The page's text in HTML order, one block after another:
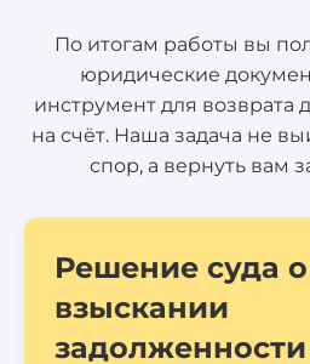
По итогам работы вы
юридические
инструмент для возврата
на счёт. Наша задача не
спор, а вернуть вам
Решение суда о
взыскании
задолженности